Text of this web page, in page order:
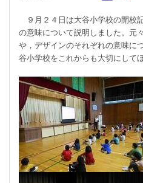
９月２４日は大谷小学校の開校
の意味について説明しました。元
や，デザインのそれぞれの意味に
谷小学校をこれからも大切にして